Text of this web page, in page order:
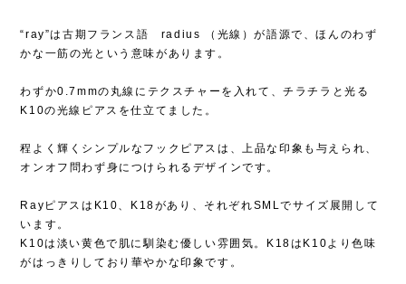
“ray”は古期フランス語 radius （光線）が語源で、ほんのわず
かな一筋の光という意味があります。
わずか0.7mmの丸線にテクスチャーを入れて、チラチラと光る
K10の光線ピアスを仕立てました。
程よく輝くシンプルなフックピアスは、上品な印象も与えられ、
オンオフ問わず身につけられるデザインです。
RayピアスはK10、K18があり、それぞれSMLでサイズ展開して
います。
K10は淡い黄色で肌に馴染む優しい雰囲気。K18はK10より色味
がはっきりしており華やかな印象です。